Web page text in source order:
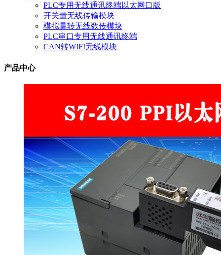
PLC专用无线通讯终端以太网口版
开关量无线传输模块
模拟量转无线数传模块
PLC串口专用无线通讯终端
CAN转WIFI无线模块
产品中心